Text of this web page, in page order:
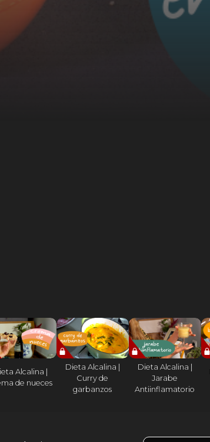
Alcalina |
de nueces
Dieta Alcalina |
Curry de
garbanzos
Dieta Alcalina |
Jarabe
Antiinflamatorio